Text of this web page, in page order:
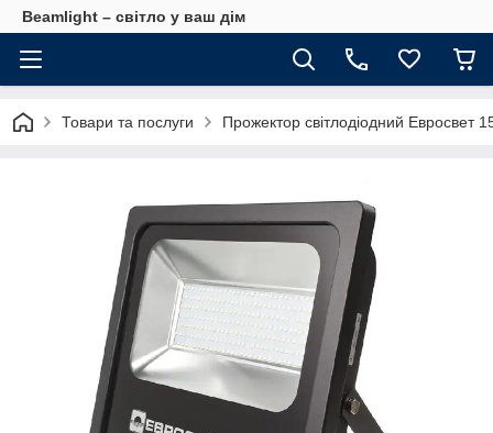
Beamlight – світло у ваш дім
Товари та послуги Прожектор світлодіодний